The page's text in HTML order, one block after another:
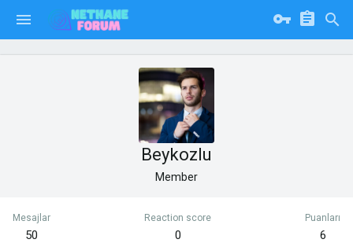
Beykozlu
Member
Mesajlar
50
Reaction score
0
Puanları
6